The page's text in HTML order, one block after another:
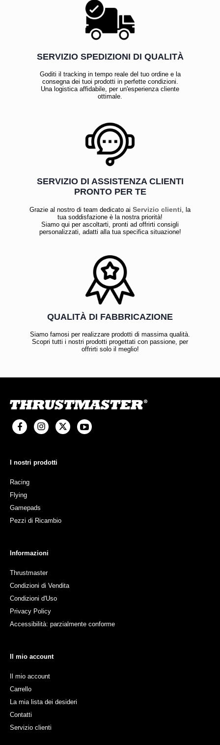
SERVIZIO SPEDIZIONI DI QUALITÀ
Goditi il tracking in tempo reale del tuo ordine e la
consegna dei tuoi prodotti in perfette condizioni.
Una logistica affidabile, per un'esperienza cliente
ottimale.
SERVIZIO DI ASSISTENZA CLIENTI
PRONTO PER TE
Grazie al nostro di team dedicato ai Servizio clienti , la
tua soddisfazione è la nostra priorità!
Siamo qui per ascoltarti, pronti ad offrirti consigli
personalizzati, adatti alla tua specifica situazione!
QUALITÀ DI FABBRICAZIONE
Siamo famosi per realizzare prodotti di massima qualità.
Scopri tutti i nostri prodotti progettati con passione, per
offrirti solo il meglio!
I nostri prodotti
Racing
Flying
Gamepads
Pezzi di Ricambio
Informazioni
Thrustmaster
Condizioni di Vendita
Condizioni d'Uso
Privacy Policy
Accessibilità: parzialmente conforme
Il mio account
Il mio account
Carrello
La mia lista dei desideri
Contatti
Servizio clienti